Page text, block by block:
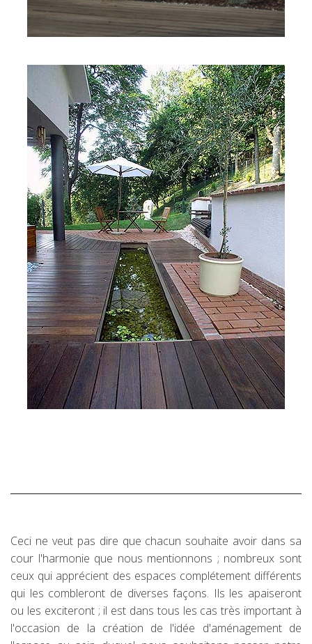
Ceci ne veut pas dire que chacun souhaite avoir dans sa
cour l'harmonie que nous mentionnons ; nombreux sont
ceux qui apprécient des espaces complétement différents
qui les combleront de diverses façons. Ils les apaiseront
ou les exciteront ; il est dans tous les cas très important à
l'occasion de la création de l'idée d'aménagement de